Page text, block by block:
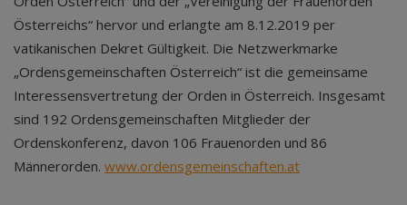
Österreichs“ hervor und erlangte am 8.12.2019 per
vatikanischen Dekret Gültigkeit. Die Netzwerkmarke
„Ordensgemeinschaften Österreich“ ist die gemeinsame
Interessensvertretung der Orden in Österreich. Insgesamt
sind 192 Ordensgemeinschaften Mitglieder der
Ordenskonferenz, davon 106 Frauenorden und 86
Männerorden. www.ordensgemeinschaften.at